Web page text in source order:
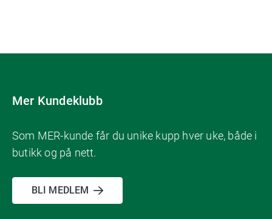
Mer Kundeklubb
Som MER-kunde får du unike kupp hver uke, både i
butikk og på nett.
BLI MEDLEM